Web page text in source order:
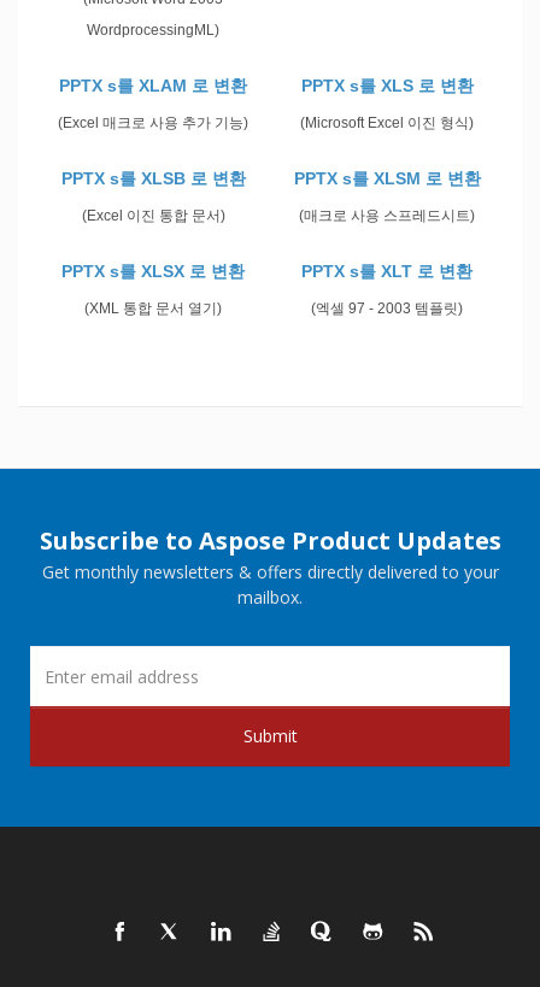
WordprocessingML)
PPTX s를 XLAM 로 변환
(Excel 매크로 사용 추가 기능)
PPTX s를 XLS 로 변환
(Microsoft Excel 이진 형식)
PPTX s를 XLSB 로 변환
(Excel 이진 통합 문서)
PPTX s를 XLSM 로 변환
(매크로 사용 스프레드시트)
PPTX s를 XLSX 로 변환
(XML 통합 문서 열기)
PPTX s를 XLT 로 변환
(엑셀 97 - 2003 템플릿)
Subscribe to Aspose Product Updates
Get monthly newsletters & offers directly delivered to your
mailbox.
Submit